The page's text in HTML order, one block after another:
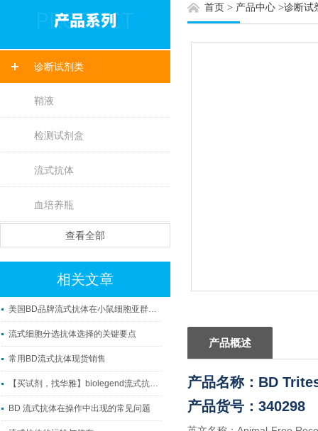
诊断试剂类
鞘液
检测试剂盒
流式抗体
血培养瓶
查看全部
相关文章
美国BD品牌流式抗体在小鼠细胞亚群研究中的应用与试剂选型指南
流式细胞分选抗体选择的关键要点
常用BD流式抗体现货销售
【买试剂，找华雅】biolegend流式抗体系列
BD 流式抗体在操作中出现的常见问题
首页 > 产品中心 >诊断试
产品概述
产品名称：BD
产品货号：340298